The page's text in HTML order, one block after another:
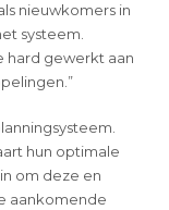
nieuwkomers in
systeem.
hard gewerkt aan
hun optimale
om deze en
aankomende